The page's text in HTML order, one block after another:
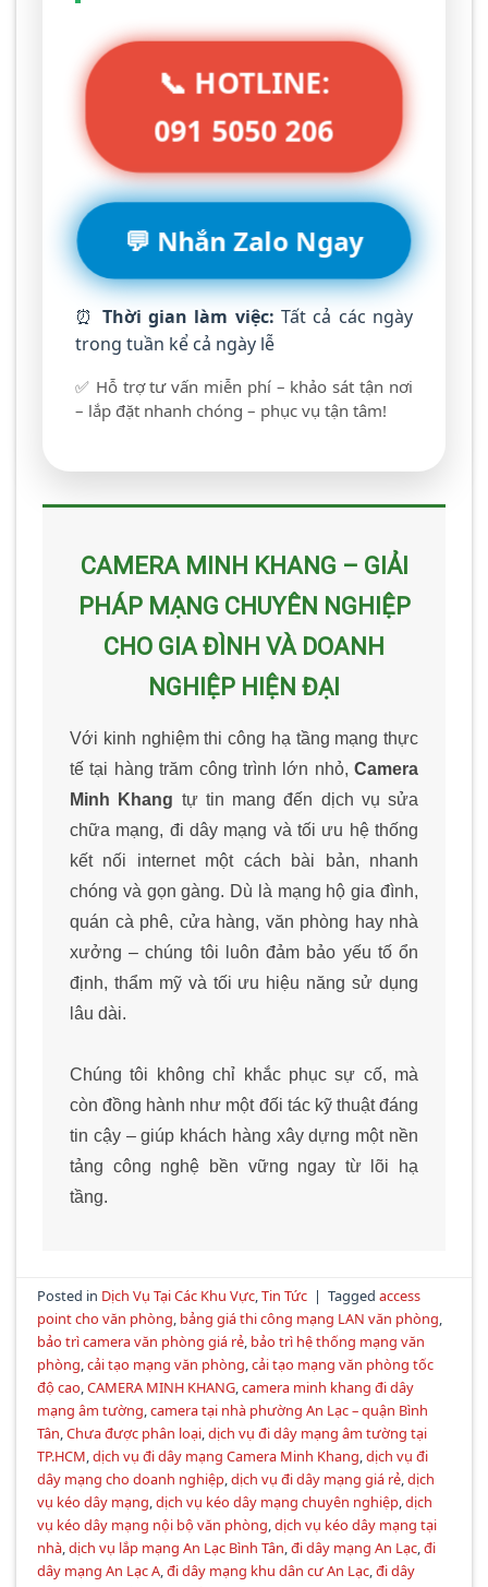
📞 HOTLINE:
091 5050 206
💬 Nhắn Zalo Ngay
⏰ Thời gian làm việc: Tất cả các ngày
trong tuần kể cả ngày lễ
✅ Hỗ trợ tư vấn miễn phí – khảo sát tận nơi
– lắp đặt nhanh chóng – phục vụ tận tâm!
CAMERA MINH KHANG – GIẢI
PHÁP MẠNG CHUYÊN NGHIỆP
CHO GIA ĐÌNH VÀ DOANH
NGHIỆP HIỆN ĐẠI
Với kinh nghiệm thi công hạ tầng mạng thực
tế tại hàng trăm công trình lớn nhỏ, Camera
Minh Khang tự tin mang đến dịch vụ sửa
chữa mạng, đi dây mạng và tối ưu hệ thống
kết nối internet một cách bài bản, nhanh
chóng và gọn gàng. Dù là mạng hộ gia đình,
quán cà phê, cửa hàng, văn phòng hay nhà
xưởng – chúng tôi luôn đảm bảo yếu tố ổn
định, thẩm mỹ và tối ưu hiệu năng sử dụng
lâu dài.
Chúng tôi không chỉ khắc phục sự cố, mà
còn đồng hành như một đối tác kỹ thuật đáng
tin cậy – giúp khách hàng xây dựng một nền
tảng công nghệ bền vững ngay từ lõi hạ
tầng.
Posted in Dịch Vụ Tại Các Khu Vực,Tin Tức | Taggedaccess
point cho văn phòng, bảng giá thi công mạng LAN văn phòng,
bảo trì camera văn phòng giá rẻ, bảo trì hệ thống mạng văn
phòng,cải tạo mạng văn phòng,cải tạo mạng văn phòng tốc
độ cao,CAMERA MINH KHANG,camera minh khang đi dây
mạng âm tường,camera tại nhà phường An Lạc – quận Bình
Tân,Chưa được phân loại,dịch vụ đi dây mạng âm tường tại
TP.HCM,dịch vụ đi dây mạng Camera Minh Khang,dịch vụ đi
dây mạng cho doanh nghiệp,dịch vụ đi dây mạng giá rẻ,dịch
vụ kéo dây mạng,dịch vụ kéo dây mạng chuyên nghiệp,dịch
vụ kéo dây mạng nội bộ văn phòng,dịch vụ kéo dây mạng tại
nhà,dịch vụ lắp mạng An Lạc Bình Tân,đi dây mạng An Lạc,đi
dây mạng An Lạc A,đi dây mạng khu dân cư An Lạc,đi dây